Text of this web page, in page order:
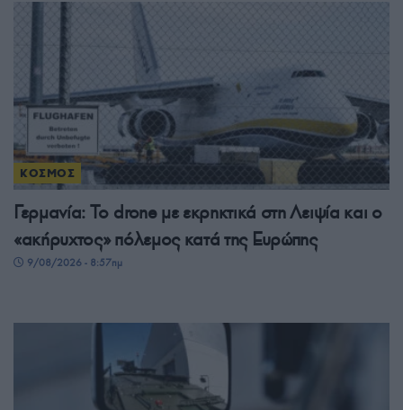
ΚΟΣΜΟΣ
Γερμανία: Το drone με εκρηκτικά στη Λειψία και ο
«ακήρυχτος» πόλεμος κατά της Ευρώπης
9/08/2026 - 8:57πμ